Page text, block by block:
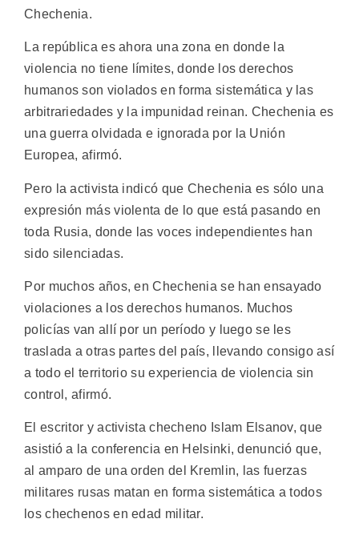
Chechenia.
La república es ahora una zona en donde la
violencia no tiene límites, donde los derechos
humanos son violados en forma sistemática y las
arbitrariedades y la impunidad reinan. Chechenia es
una guerra olvidada e ignorada por la Unión
Europea, afirmó.
Pero la activista indicó que Chechenia es sólo una
expresión más violenta de lo que está pasando en
toda Rusia, donde las voces independientes han
sido silenciadas.
Por muchos años, en Chechenia se han ensayado
violaciones a los derechos humanos. Muchos
policías van allí por un período y luego se les
traslada a otras partes del país, llevando consigo así
a todo el territorio su experiencia de violencia sin
control, afirmó.
El escritor y activista checheno Islam Elsanov, que
asistió a la conferencia en Helsinki, denunció que,
al amparo de una orden del Kremlin, las fuerzas
militares rusas matan en forma sistemática a todos
los chechenos en edad militar.